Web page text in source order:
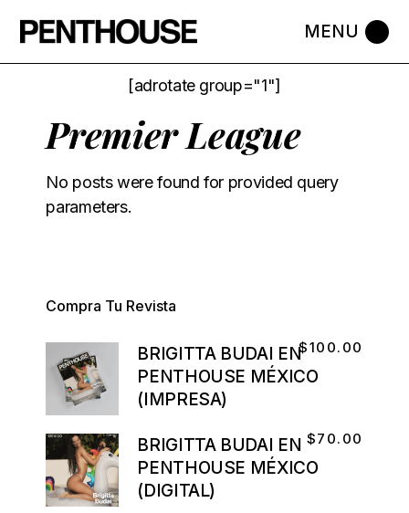
[adrotate group="1"]
Premier League
No posts were found for provided query
parameters.
Compra Tu Revista
BRIGITTA BUDAI EN
PENTHOUSE MÉXICO
(IMPRESA)
$100.00
BRIGITTA BUDAI EN
PENTHOUSE MÉXICO
(DIGITAL)
$70.00